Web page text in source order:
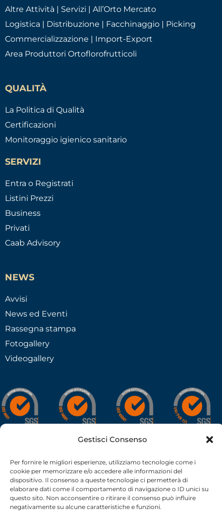
Gestisci Consenso
Per fornire le migliori esperienze, utilizziamo tecnologie come i
cookie per memorizzare e/o accedere alle informazioni del
dispositivo. Il consenso a queste tecnologie ci permetterà di
elaborare dati come il comportamento di navigazione o ID unici su
questo sito. Non acconsentire o ritirare il consenso può influire
negativamente su alcune caratteristiche e funzioni.
Altre Attività | Servizi | All’Orto Mercato
Logistica | Distribuzione | Facchinaggio | Picking
Commercializzazione | Import-Export
Area Produttori Ortoflorofrutticoli
QUALITÀ
La Politica di Qualità
Certificazioni
Monitoraggio igienico sanitario
SERVIZI
Entra o Registrati
Listini Prezzi
Business
Privati
Caab Advisory
NEWS
Avvisi
News ed Eventi
Rassegna stampa
Fotogallery
Videogallery